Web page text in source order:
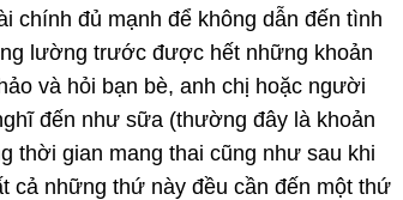
chính đủ mạnh để không dẫn đến tình
lường trước được hết những khoản
và hỏi bạn bè, anh chị hoặc người
đến như sữa (thường đây là khoản
thời gian mang thai cũng như sau khi
cả những thứ này đều cần đến một thứ